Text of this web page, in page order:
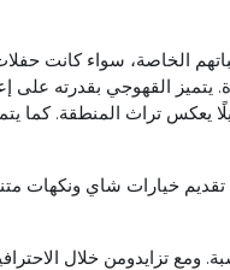
الخاصة، سواء كانت حفلات
يتميز القهوجي بقدرته على
يعكس تراث المنطقة. كما
خيارات شاي ونكهات
ومن خلالومع تزايد